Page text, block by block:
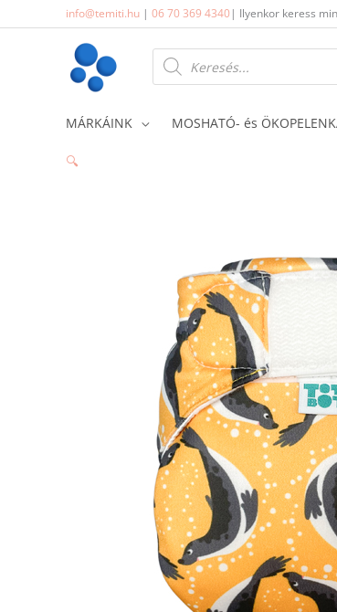
to
info@temiti.hu | 06 70 369 4340| Ilyenkor keress
Products
search
MÁRKÁINK MOSHATÓ- és
🔍